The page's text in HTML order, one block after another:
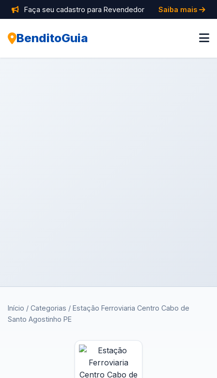
Faça seu cadastro para Revendedor Saiba mais
BenditoGuia
Início / Categorias / Estação Ferroviaria Centro Cabo de
Santo Agostinho PE